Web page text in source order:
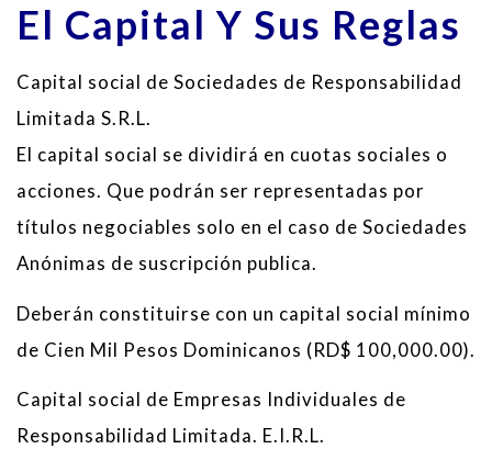
El Capital Y Sus Reglas
Capital social de Sociedades de Responsabilidad
Limitada S.R.L.
El capital social se dividirá en cuotas sociales o
acciones. Que podrán ser representadas por
títulos negociables solo en el caso de Sociedades
Anónimas de suscripción publica.
Deberán constituirse con un capital social mínimo
de Cien Mil Pesos Dominicanos (RD$ 100,000.00).
Capital social de Empresas Individuales de
Responsabilidad Limitada. E.I.R.L.